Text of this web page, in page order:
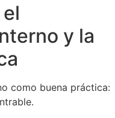
y la
como buena práctica: